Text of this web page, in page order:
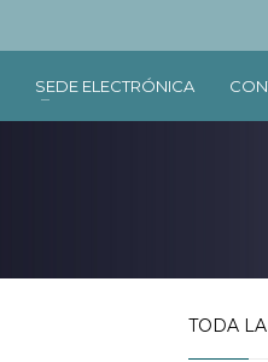
SEDE ELECTRÓNICA
TODA